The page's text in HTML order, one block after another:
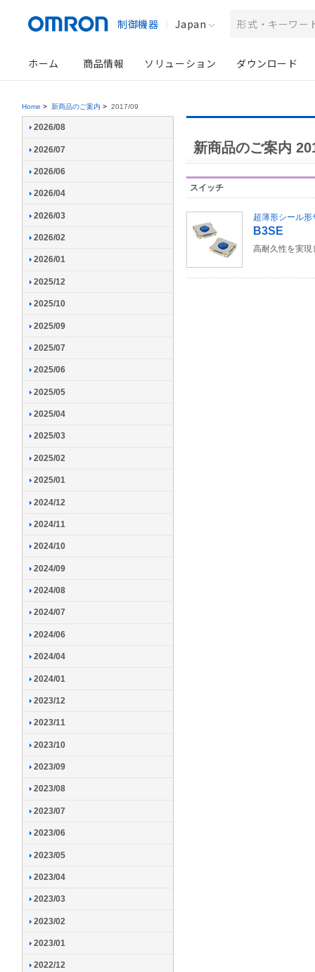
制御機器 Japan
ホーム 商品情報 ソリューション ダウンロード
Home > 新商品のご案内 > 2017/09
新商品のご案内
スイッチ
超薄形シール
B3SE
高耐久性を実現
2026/08
2026/07
2026/06
2026/04
2026/03
2026/02
2026/01
2025/12
2025/10
2025/09
2025/07
2025/06
2025/05
2025/04
2025/03
2025/02
2025/01
2024/12
2024/11
2024/10
2024/09
2024/08
2024/07
2024/06
2024/04
2024/01
2023/12
2023/11
2023/10
2023/09
2023/08
2023/07
2023/06
2023/05
2023/04
2023/03
2023/02
2023/01
2022/12